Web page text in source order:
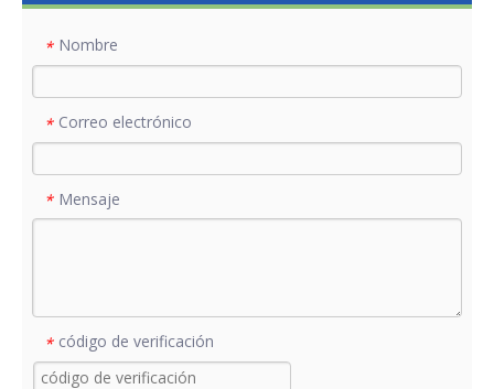
* Nombre
* Correo electrónico
* Mensaje
* código de verificación